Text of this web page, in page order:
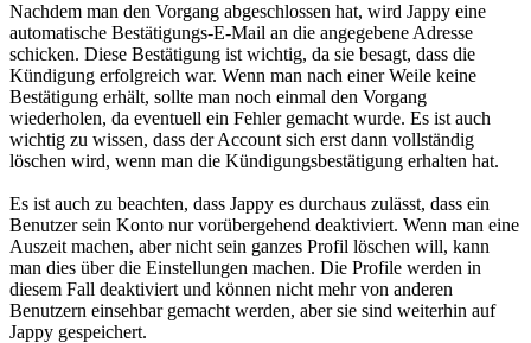
Nachdem man den Vorgang abgeschlossen hat, wird Jappy eine
automatische Bestätigungs-E-Mail an die angegebene Adresse
schicken. Diese Bestätigung ist wichtig, da sie besagt, dass die
Kündigung erfolgreich war. Wenn man nach einer Weile keine
Bestätigung erhält, sollte man noch einmal den Vorgang
wiederholen, da eventuell ein Fehler gemacht wurde. Es ist auch
wichtig zu wissen, dass der Account sich erst dann vollständig
löschen wird, wenn man die Kündigungsbestätigung erhalten hat.
Es ist auch zu beachten, dass Jappy es durchaus zulässt, dass ein
Benutzer sein Konto nur vorübergehend deaktiviert. Wenn man eine
Auszeit machen, aber nicht sein ganzes Profil löschen will, kann
man dies über die Einstellungen machen. Die Profile werden in
diesem Fall deaktiviert und können nicht mehr von anderen
Benutzern einsehbar gemacht werden, aber sie sind weiterhin auf
Jappy gespeichert.